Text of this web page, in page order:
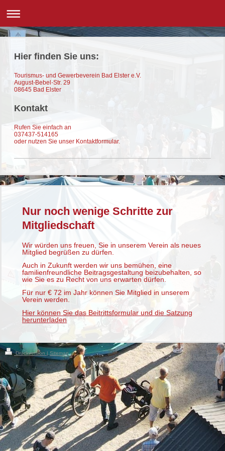
Hier finden Sie uns:
Tourismus- und Gewerbeverein Bad Elster e.V.
August-Bebel-Str. 29
08645 Bad Elster
Kontakt
Rufen Sie einfach an
037437-514165
oder nutzen Sie unser Kontaktformular.
Nur noch wenige Schritte zur
Mitgliedschaft
Wir würden uns freuen, Sie in unserem Verein als neues
Mitglied begrüßen zu dürfen.
Auch in Zukunft werden wir uns bemühen, eine
familienfreundliche Beitragsgestaltung beizubehalten, so
wie Sie es zu Recht von uns erwarten dürfen.
Für nur € 72 im Jahr können Sie Mitglied in unserem
Verein werden.
Hier können Sie das Beitrittsformular und die Satzung
herunterladen
Druckversion | Sitemap
Login
Webansicht